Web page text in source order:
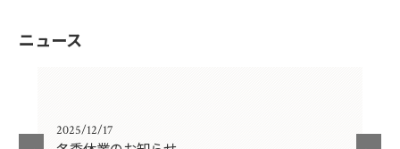
ニュース
2025/12/17